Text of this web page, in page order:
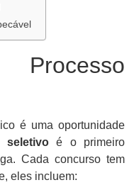
é uma oportunidade
seletivo é o primeiro
Cada concurso tem
eles incluem: